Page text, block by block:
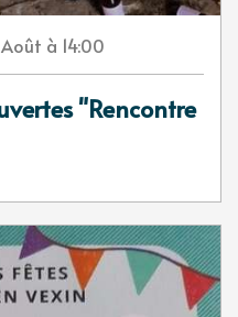
Août à 14:00
"Rencontre